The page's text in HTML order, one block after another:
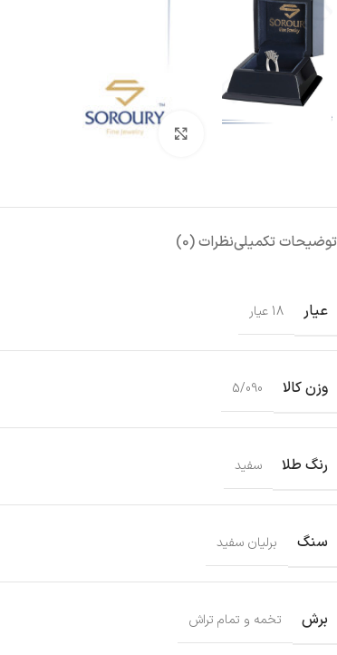
بزرگنمایی تصویر
توضیحات تکمیلینظرات (0)
عیار 18 عیار
وزن کالا 5/090
رنگ طلا سفید
سنگ برلیان سفید
برش تخمه و تمام تراش